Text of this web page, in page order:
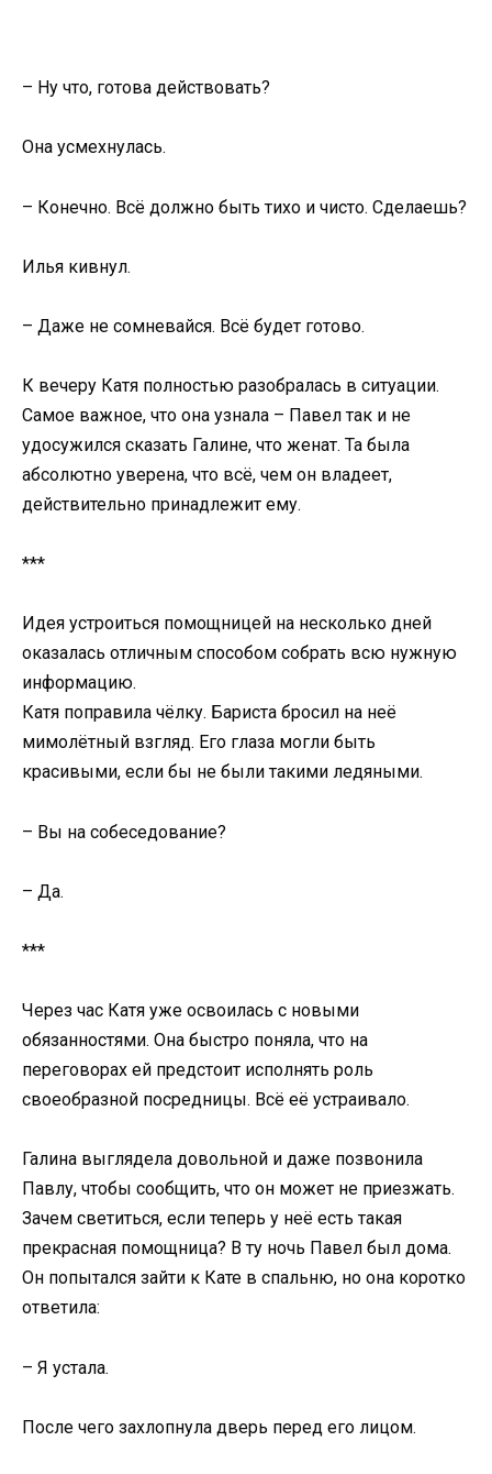
– Ну что, готова действовать?
Она усмехнулась.
– Конечно. Всё должно быть тихо и чисто. Сделаешь?
Илья кивнул.
– Даже не сомневайся. Всё будет готово.
К вечеру Катя полностью разобралась в ситуации.
Самое важное, что она узнала – Павел так и не
удосужился сказать Галине, что женат. Та была
абсолютно уверена, что всё, чем он владеет,
действительно принадлежит ему.
***
Идея устроиться помощницей на несколько дней
оказалась отличным способом собрать всю нужную
информацию.
Катя поправила чёлку. Бариста бросил на неё
мимолётный взгляд. Его глаза могли быть
красивыми, если бы не были такими ледяными.
– Вы на собеседование?
– Да.
***
Через час Катя уже освоилась с новыми
обязанностями. Она быстро поняла, что на
переговорах ей предстоит исполнять роль
своеобразной посредницы. Всё её устраивало.
Галина выглядела довольной и даже позвонила
Павлу, чтобы сообщить, что он может не приезжать.
Зачем светиться, если теперь у неё есть такая
прекрасная помощница? В ту ночь Павел был дома.
Он попытался зайти к Кате в спальню, но она коротко
ответила:
– Я устала.
После чего захлопнула дверь перед его лицом.